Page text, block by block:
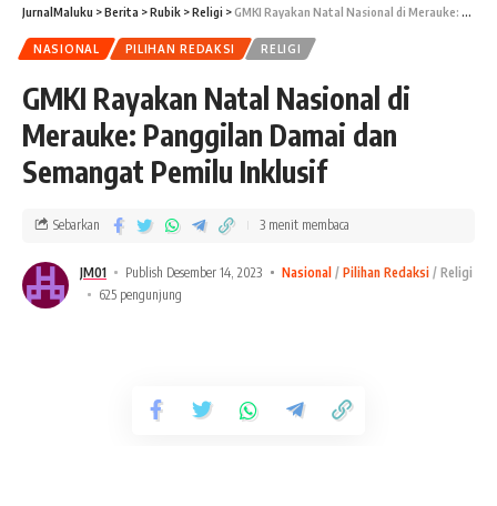
JurnalMaluku >Berita >Rubik >Religi >GMKI Rayakan Natal Nasional di Merauke: Panggilan Damai dan Semangat Pemilu Inklusif
NASIONAL PILIHAN REDAKSI RELIGI
GMKI Rayakan Natal Nasional di
Merauke: Panggilan Damai dan
Semangat Pemilu Inklusif
JM01 Publish Desember 14, 2023 Nasional Pilihan Redaksi
Religi
625 pengunjung
Sebarkan 3 menit membaca